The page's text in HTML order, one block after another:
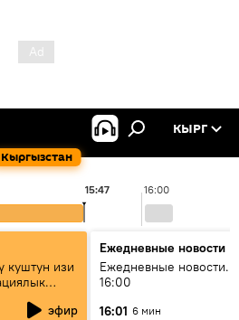
Кыргызстан
КЫРГ
16:00
15:47
куштун изи
берет?
эфир
Ежедневные новости
Ежедневные новости.
16:00
16:01 6 мин